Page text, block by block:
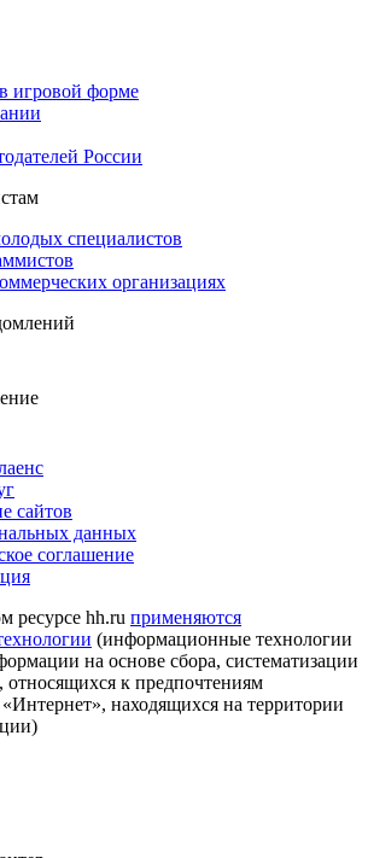
игровой форме
России
специалистов
организациях
сайтов
данных
соглашение
ресурсе hh.ru применяются
(информационные технологии
на основе сбора, систематизации
относящихся к предпочтениям
«Интернет», находящихся на территории